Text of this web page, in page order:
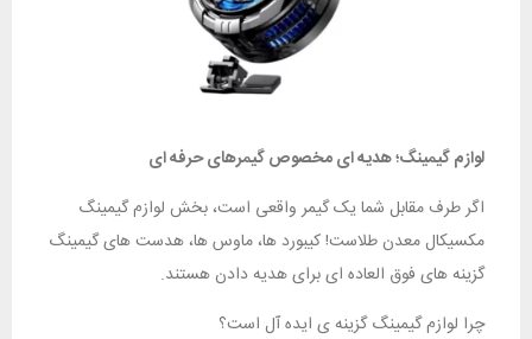
لوازم گیمینگ؛ هدیه‌ ای مخصوص گیمرهای حرفه‌ ای
اگر طرف مقابل شما یک گیمر واقعی است، بخش لوازم گیمینگ
مکسیکال معدن طلاست! کیبورد ها، ماوس‌ ها، هدست‌ های گیمینگ
گزینه‌ های فوق‌ العاده‌ ای برای هدیه‌ دادن هستند.
چرا لوازم گیمینگ گزینه‌ ی ایده‌ آل است؟